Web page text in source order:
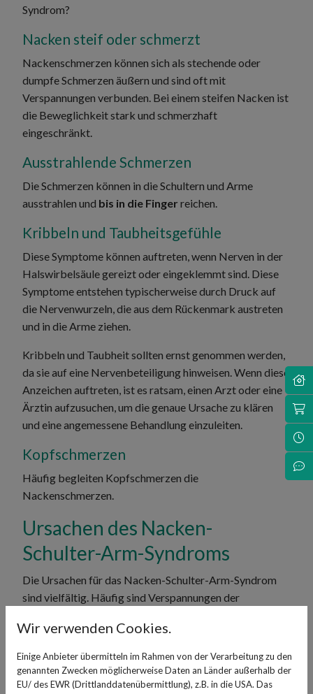
Syndrom?
Nacken steif oder schmerzt
Nackenschmerzen können sich als stechende oder
dumpfe Schmerzen äußern und sind oft mit
Verspannungen verbunden. Bei einem steifen Nacken ist
die Beweglichkeit stark und schmerzhaft
eingeschränkt.
Ausstrahlende Schmerzen
Die Schmerzen können in die Schultern und Arme
ausstrahlen und bis in die Finger reichen.
Kribbeln und Taubheitsgefühle
Diese Symptome können auftreten, wenn Nerven in der
Halswirbelsäule gereizt oder eingeklemmt sind. Diese
Symptome entstehen typischerweise durch Druck auf
die Nervenwurzeln, die aus dem Rückenmark austreten
und in die Arme ziehen.
Kribbeln und Taubheit sollten ernst genommen werden,
da sie auf eine Nervenbeteiligung hinweisen. Wenn diese
Anzeichen auftreten, ist es ratsam, einen Arzt oder eine
Ärztin aufzusuchen, um die genaue Ursache zu klären
und eine angemessene Behandlung einzuleiten.
Kopfschmerzen
Häufig begleiten Kopfschmerzen die
Nackenschmerzen.
Ursachen des Nacken-
Schulter-Arm-Syndroms
Die Ursachen für das Nacken-Schulter-Arm-Syndrom
sind vielfältig. Häufig sind Verspannungen der
oder einseitigen Belastungen verantwortlich. Auch
degenerative Veränderungen der Halswirbelsäule, wie
Arthrose oder Bandscheibenvorfälle, können zu den
Beschwerden führen.
Wir verwenden Cookies.
Einige Anbieter übermitteln im Rahmen von der Verarbeitung zu den
genannten Zwecken möglicherweise Daten an Länder außerhalb der
EU/ des EWR (Drittlanddatenübermittlung), z.B. in die USA. Das